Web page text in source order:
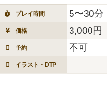
プレイ時間 5〜30分
価格 3,000円
予約 不可
イラスト・DTP